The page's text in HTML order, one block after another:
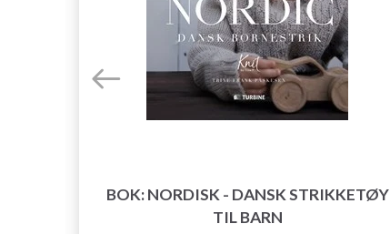
BOK: NORDISK - DANSK STRIKKETØY
TIL BARN